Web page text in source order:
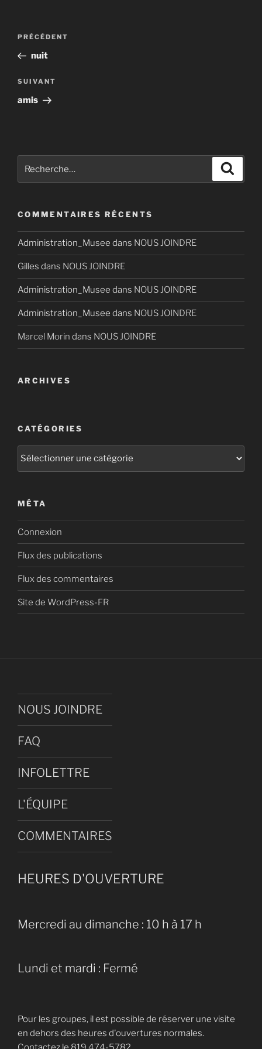
Navigation
l’article
Article
précédent
PRÉCÉDENT
nuit
Article
suivant
SUIVANT
amis
COMMENTAIRES RÉCENTS
Administration_Musee dans NOUS JOINDRE
Gilles dans NOUS JOINDRE
Administration_Musee dans NOUS JOINDRE
Administration_Musee dans NOUS JOINDRE
Marcel Morin dans NOUS JOINDRE
ARCHIVES
CATÉGORIES
Catégories
MÉTA
Connexion
Flux des publications
Flux des commentaires
Site de WordPress-FR
NOUS JOINDRE
FAQ
INFOLETTRE
L'ÉQUIPE
COMMENTAIRES
HEURES D'OUVERTURE
Mercredi au dimanche : 10 h à 17 h
Lundi et mardi : Fermé
Pour les groupes, il est possible de réserver une visite
en dehors des heures d'ouvertures normales.